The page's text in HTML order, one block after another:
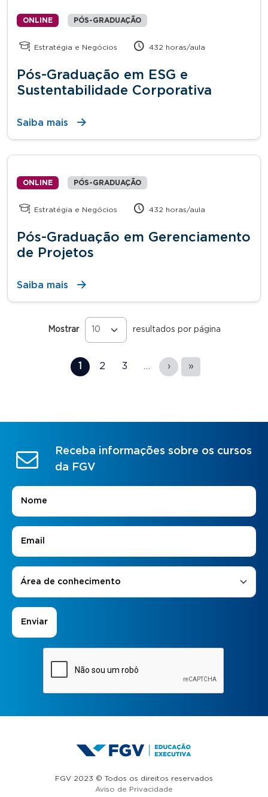
ONLINE PÓS-GRADUAÇÃO
Estratégia e Negócios 432 horas/aula
Pós-Graduação em ESG e
Sustentabilidade Corporativa
Saiba mais
ONLINE PÓS-GRADUAÇÃO
Estratégia e Negócios 432 horas/aula
Pós-Graduação em Gerenciamento
de Projetos
Saiba mais
Mostrar resultados por página
1 2 3 … › »
Receba informações sobre os cursos
da FGV
Nome
E-mail
Áreas de Interesse
Área de conhecimento
FGV 2023 © Todos os direitos reservados
Aviso de Privacidade